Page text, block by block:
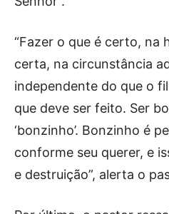
“Fazer o que é certo, na
certa, na circunstância
independente do que o
que deve ser feito. Ser
‘bonzinho’. Bonzinho é
conforme seu querer, e
e destruição”, alerta o